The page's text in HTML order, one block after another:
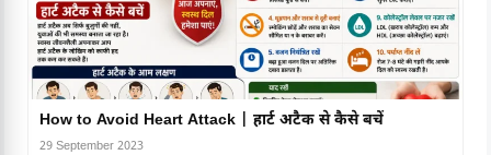
How to Avoid Heart Attack | हार्ट अटैक से कैसे बचें
29 September 2023